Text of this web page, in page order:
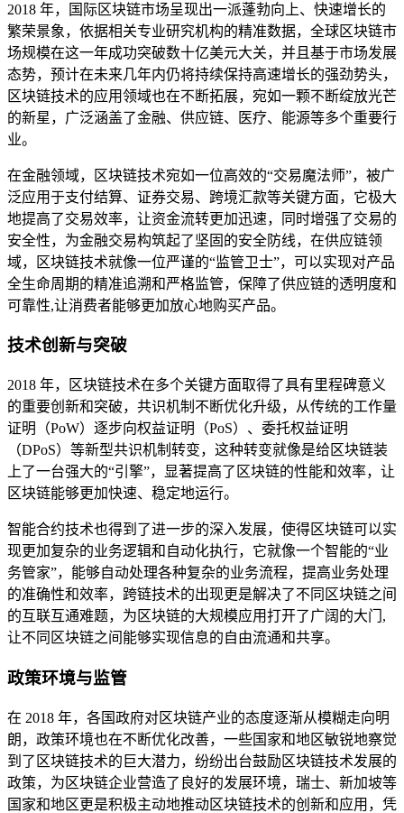
2018 年，国际区块链市场呈现出一派蓬勃向上、快速增长的
繁荣景象，依据相关专业研究机构的精准数据，全球区块链市
场规模在这一年成功突破数十亿美元大关，并且基于市场发展
态势，预计在未来几年内仍将持续保持高速增长的强劲势头，
区块链技术的应用领域也在不断拓展，宛如一颗不断绽放光芒
的新星，广泛涵盖了金融、供应链、医疗、能源等多个重要行
业。
在金融领域，区块链技术宛如一位高效的“交易魔法师”，被广
泛应用于支付结算、证券交易、跨境汇款等关键方面，它极大
地提高了交易效率，让资金流转更加迅速，同时增强了交易的
安全性，为金融交易构筑起了坚固的安全防线，在供应链领
域，区块链技术就像一位严谨的“监管卫士”，可以实现对产品
全生命周期的精准追溯和严格监管，保障了供应链的透明度和
可靠性,让消费者能够更加放心地购买产品。
技术创新与突破
2018 年，区块链技术在多个关键方面取得了具有里程碑意义
的重要创新和突破，共识机制不断优化升级，从传统的工作量
证明（PoW）逐步向权益证明（PoS）、委托权益证明
（DPoS）等新型共识机制转变，这种转变就像是给区块链装
上了一台强大的“引擎”，显著提高了区块链的性能和效率，让
区块链能够更加快速、稳定地运行。
智能合约技术也得到了进一步的深入发展，使得区块链可以实
现更加复杂的业务逻辑和自动化执行，它就像一个智能的“业
务管家”，能够自动处理各种复杂的业务流程，提高业务处理
的准确性和效率，跨链技术的出现更是解决了不同区块链之间
的互联互通难题，为区块链的大规模应用打开了广阔的大门,
让不同区块链之间能够实现信息的自由流通和共享。
政策环境与监管
在 2018 年，各国政府对区块链产业的态度逐渐从模糊走向明
朗，政策环境也在不断优化改善，一些国家和地区敏锐地察觉
到了区块链技术的巨大潜力，纷纷出台鼓励区块链技术发展的
政策，为区块链企业营造了良好的发展环境，瑞士、新加坡等
国家和地区更是积极主动地推动区块链技术的创新和应用，凭